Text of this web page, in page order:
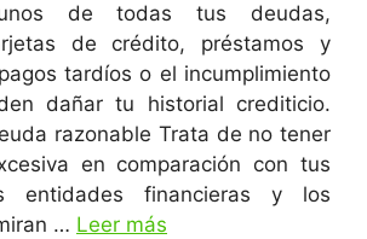
de todas tus deudas,
de crédito, préstamos y
tardíos o el incumplimiento
dañar tu historial crediticio.
razonable Trata de no tener
en comparación con tus
entidades financieras y los
… Leer más